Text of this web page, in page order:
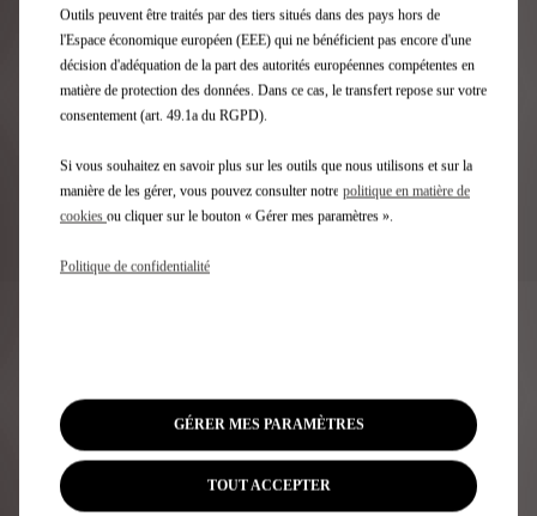
1. Maintenir la sécurité et les performances de votre
véhicule
2. Conserver son efficacité
3. Contrôler et optimiser l'état de votre batterie de
traction
En savoir plus
Outils peuvent être traités par des tiers situés dans des pays hors de
l'Espace économique européen (EEE) qui ne bénéficient pas encore d'une
décision d'adéquation de la part des autorités européennes compétentes en
matière de protection des données. Dans ce cas, le transfert repose sur votre
consentement (art. 49.1a du RGPD).
Si vous souhaitez en savoir plus sur les outils que nous utilisons et sur la
manière de les gérer, vous pouvez consulter notre politique en matière de
cookies ou cliquer sur le bouton « Gérer mes paramètres ».
Politique de confidentialité
GÉRER MES PARAMÈTRES
TOUT ACCEPTER